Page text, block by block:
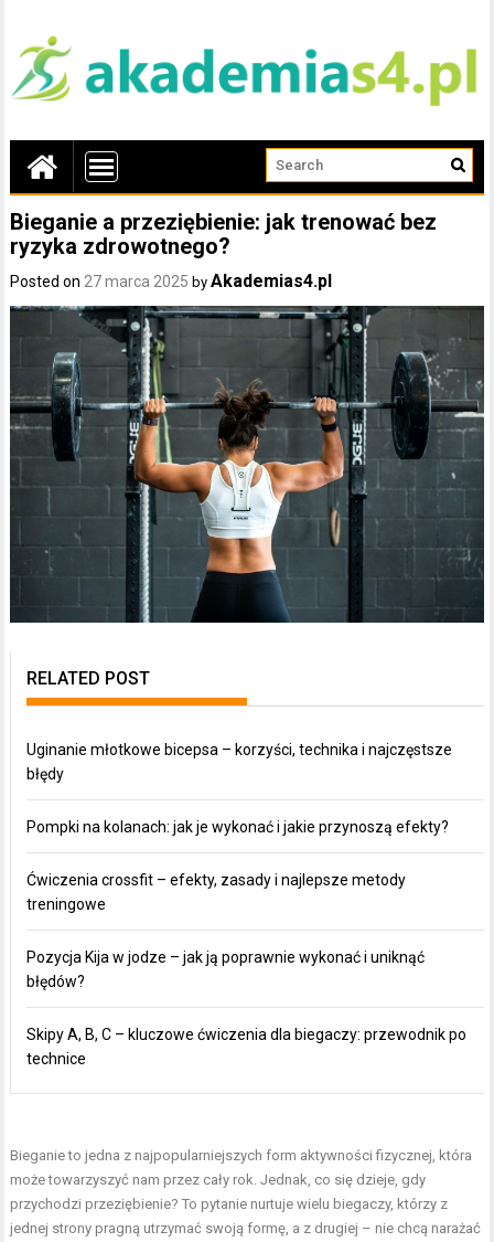
Bieganie a przeziębienie: jak trenować bez
ryzyka zdrowotnego?
Posted on27 marca 2025 byAkademias4.pl
RELATED POST
Uginanie młotkowe bicepsa – korzyści, technika i najczęstsze
błędy
Pompki na kolanach: jak je wykonać i jakie przynoszą efekty?
Ćwiczenia crossfit – efekty, zasady i najlepsze metody
treningowe
Pozycja Kija w jodze – jak ją poprawnie wykonać i uniknąć
błędów?
Skipy A, B, C – kluczowe ćwiczenia dla biegaczy: przewodnik po
technice
Bieganie to jedna z najpopularniejszych form aktywności fizycznej, która
może towarzyszyć nam przez cały rok. Jednak, co się dzieje, gdy
przychodzi przeziębienie? To pytanie nurtuje wielu biegaczy, którzy z
jednej strony pragną utrzymać swoją formę, a z drugiej – nie chcą narażać